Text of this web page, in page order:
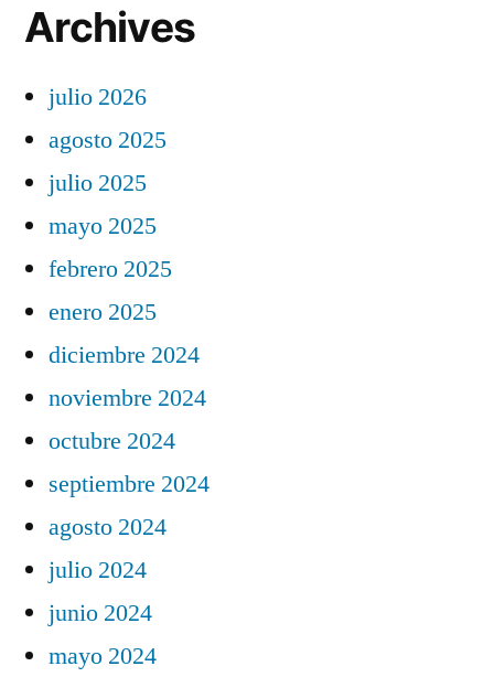
Archives
julio 2026
agosto 2025
julio 2025
mayo 2025
febrero 2025
enero 2025
diciembre 2024
noviembre 2024
octubre 2024
septiembre 2024
agosto 2024
julio 2024
junio 2024
mayo 2024